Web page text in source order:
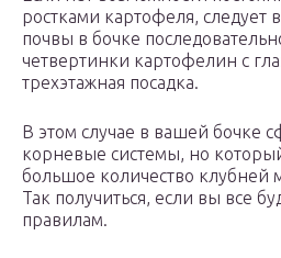
ростками картофеля,
почвы в бочке
четвертинки картофелин с
трехэтажная посадка.
В этом случае в вашей бочке
корневые системы, но
большое количество клубней
Так получиться, если вы все
правилам.